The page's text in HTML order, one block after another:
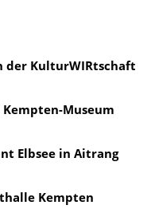
der KulturWIRtschaft
Museum
Elbsee in Aitrang
Kempten